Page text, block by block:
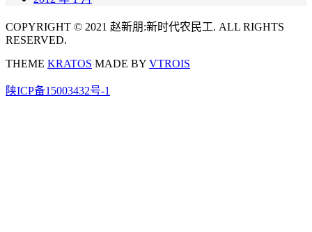
COPYRIGHT © 2021 赵新朋:新时代农民工. ALL RIGHTS
RESERVED.
THEME KRATOS MADE BY VTROIS
陕ICP备15003432号-1